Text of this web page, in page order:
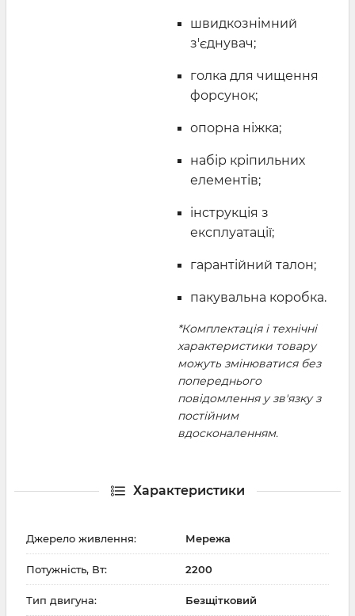
швидкознімний
з'єднувач;
голка для чищення
форсунок;
опорна ніжка;
набір кріпильних
елементів;
інструкція з
експлуатації;
гарантійний талон;
пакувальна коробка.
*Комплектація і технічні
характеристики товару
можуть змінюватися без
попереднього
повідомлення у зв'язку з
постійним
вдосконаленням.
Характеристики
Джерело живлення: Мережа
Потужність, Вт: 2200
Тип двигуна: Безщітковий